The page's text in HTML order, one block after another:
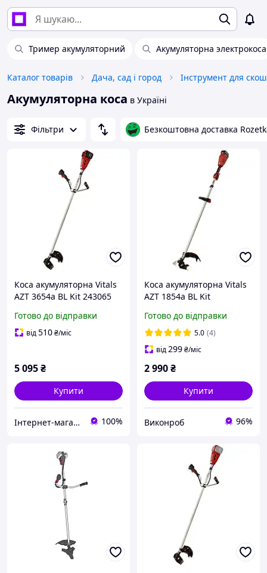
Тример акумуляторний Акумуляторна электрокоса
Каталог товарів Дача, сад і город Інструмент для
Акумуляторна коса в Україні
Фільтри Безкоштовна доставка
Коса акумуляторна Vitals
AZT 3654a BL Kit 243065
Готово до відправки
від510₴/міс
5 095₴
Купити
Інтернет-магазин інструментів "R-Tools" 100%
Коса акумуляторна Vitals
AZT 1854a BL Kit
Готово до відправки
5.0 (4)
від299₴/міс
2 990₴
Купити
Виконроб 96%